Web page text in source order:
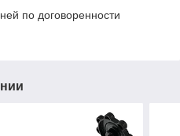
по договоренности